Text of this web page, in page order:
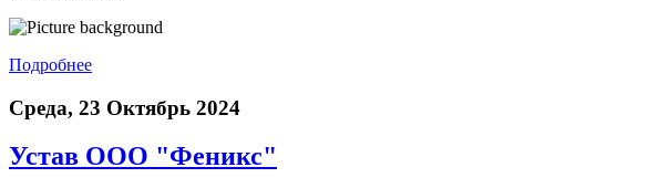
Подробнее
Среда, 23 Октябрь 2024
Устав ООО "Феникс"